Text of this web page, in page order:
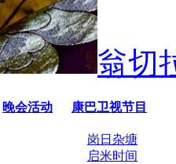
翁切
晚会活动 康巴卫视节目
岗日杂塘
启米时间